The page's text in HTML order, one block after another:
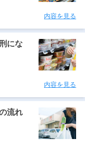
内容を見る
にな
内容を見る
流れ